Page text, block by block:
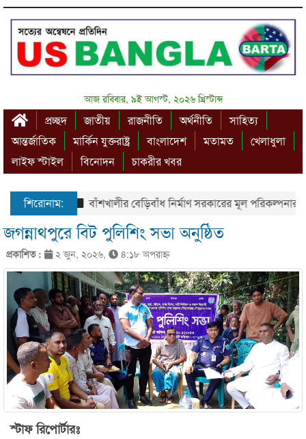
আজ রবিবার, ৯ই আগস্ট, ২০২৬ খ্রিস্টাব্দ
প্রচ্ছদ জাতীয় রাজনীতি অর্থনীতি
সাহিত্য
আন্তর্জাতিক
মার্কিন যুক্তরাষ্ট্র বাংলাদেশ মতামত
খেলাধুলা
লাইফ স্টাইল
বিনোদন চাকরীর খবর
শিরোনাম: বাঁশখালীর বেড়িবাঁধ নির্মাণ সরকারের মূল পরিকল্পনার অংশ
জগন্নাথপুরে বিট পুলিশিং সভা অনুষ্ঠিত
প্রকাশিত : ২ জুন, ২০২৬, ৪:১৮ অপরাহ্ণ
স্টাফ রিপোর্টারঃ